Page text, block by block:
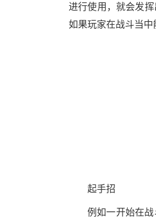
进行使用，就会发
如果玩家在战斗当中
起手招
例如一开始在